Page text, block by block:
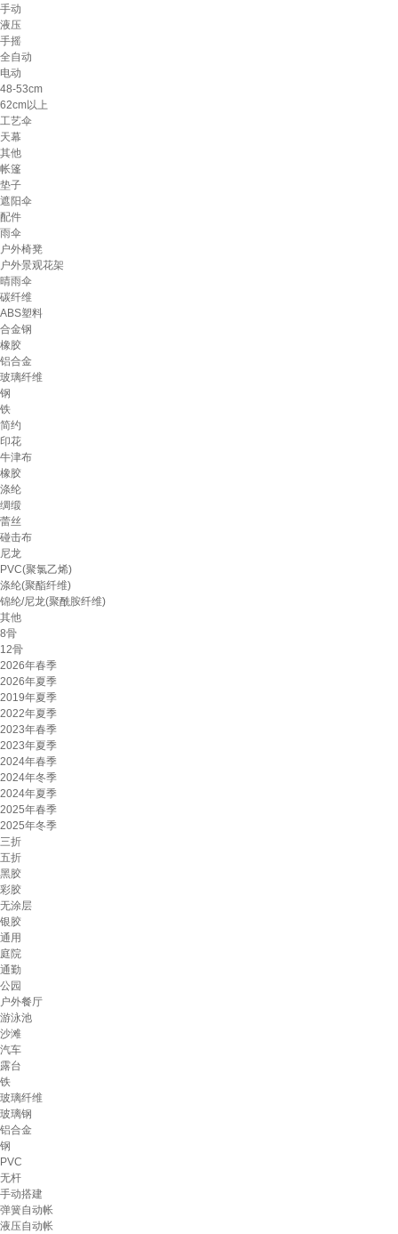
手动
液压
手摇
全自动
电动
48-53cm
62cm以上
工艺伞
天幕
其他
帐篷
垫子
遮阳伞
配件
雨伞
户外椅凳
户外景观花架
晴雨伞
碳纤维
ABS塑料
合金钢
橡胶
铝合金
玻璃纤维
钢
铁
简约
印花
牛津布
橡胶
涤纶
绸缎
蕾丝
碰击布
尼龙
PVC(聚氯乙烯)
涤纶(聚酯纤维)
锦纶/尼龙(聚酰胺纤维)
其他
8骨
12骨
2026年春季
2026年夏季
2019年夏季
2022年夏季
2023年春季
2023年夏季
2024年春季
2024年冬季
2024年夏季
2025年春季
2025年冬季
三折
五折
黑胶
彩胶
无涂层
银胶
通用
庭院
通勤
公园
户外餐厅
游泳池
沙滩
汽车
露台
铁
玻璃纤维
玻璃钢
铝合金
钢
PVC
无杆
手动搭建
弹簧自动帐
液压自动帐